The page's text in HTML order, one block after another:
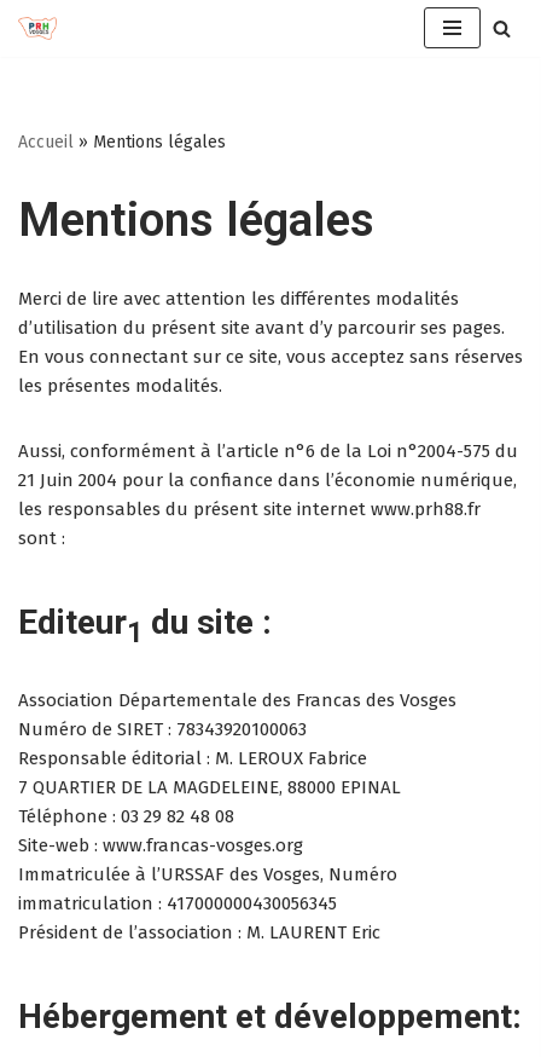
Accueil » Mentions légales
Mentions légales
Merci de lire avec attention les différentes modalités
d’utilisation du présent site avant d’y parcourir ses pages.
En vous connectant sur ce site, vous acceptez sans réserves
les présentes modalités.
Aussi, conformément à l’article n°6 de la Loi n°2004-575 du
21 Juin 2004 pour la confiance dans l’économie numérique,
les responsables du présent site internet www.prh88.fr
sont :
Editeur1 du site :
Association Départementale des Francas des Vosges
Numéro de SIRET : 78343920100063
Responsable éditorial : M. LEROUX Fabrice
7 QUARTIER DE LA MAGDELEINE, 88000 EPINAL
Téléphone : 03 29 82 48 08
Site-web : www.francas-vosges.org
Immatriculée à l’URSSAF des Vosges, Numéro
immatriculation : 417000000430056345
Président de l’association : M. LAURENT Eric
Hébergement et développement: